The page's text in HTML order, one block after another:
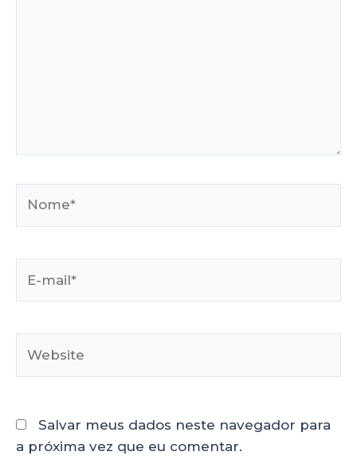
Salvar meus dados neste navegador para
a próxima vez que eu comentar.